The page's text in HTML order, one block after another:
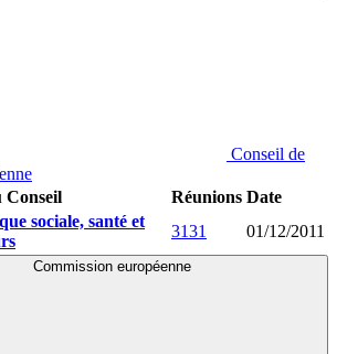
Conseil de
Conseil
Réunions Date
sociale, santé et
3131 01/12/2011
Commission européenne